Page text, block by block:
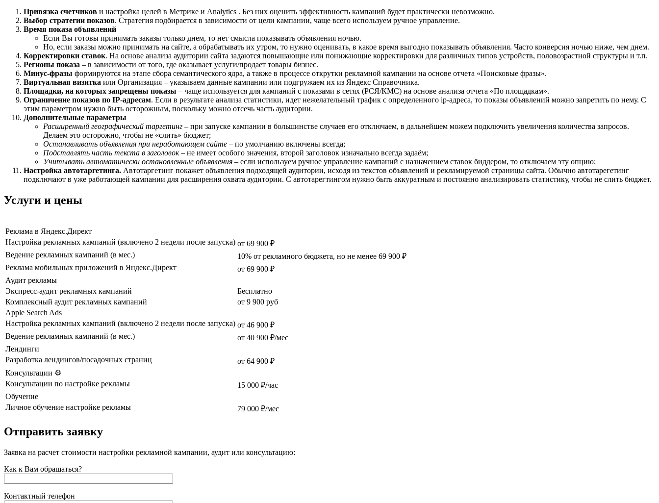
Привязка счетчиков и настройка целей в Метрике и Analytics . Без них оценить эффективность кампаний будет практически невозможно.
Выбор стратегии показов. Стратегия подбирается в зависимости от цели кампании, чаще всего используем ручное управление.
Время показа объявлений
Если Вы готовы принимать заказы только днем, то нет смысла показывать объявления ночью.
Но, если заказы можно принимать на сайте, а обрабатывать их утром, то нужно оценивать, в какое время выгодно показывать объявления. Часто конверсия ночью ниже, чем днем.
Корректировки ставок. На основе анализа аудитории сайта задаются повышающие или понижающие корректировки для различных типов устройств, половозрастной структуры и т.п.
Регионы показа – в зависимости от того, где оказывает услуги/продает товары бизнес.
Минус-фразы формируются на этапе сбора семантического ядра, а также в процессе открутки рекламной кампании на основе отчета «Поисковые фразы».
Виртуальная визитка или Организация – указываем данные кампании или подгружаем их из Яндекс Справочника.
Площадки, на которых запрещены показы – чаще используется для кампаний с показами в сетях (РСЯ/КМС) на основе анализа отчета «По площадкам».
Ограничение показов по IP-адресам. Если в результате анализа статистики, идет нежелательный трафик с определенного ip-адреса, то показы объявлений можно запретить по нему. С
этим параметром нужно быть осторожным, поскольку можно отсечь часть аудитории.
Дополнительные параметры
Расширенный географический таргетинг – при запуске кампании в большинстве случаев его отключаем, в дальнейшем можем подключить увеличения количества запросов.
Делаем это осторожно, чтобы не «слить» бюджет;
Останавливать объявления при неработающем сайте – по умолчанию включены всегда;
Подставлять часть текста в заголовок– не имеет особого значения, второй заголовок изначально всегда задаём;
Учитывать автоматически остановленные объявления – если используем ручное управление кампаний с назначением ставок биддером, то отключаем эту опцию;
Настройка автотаргетинга. Автотаргетинг покажет объявления подходящей аудитории, исходя из текстов объявлений и рекламируемой страницы сайта. Обычно автотарегетинг
подключают в уже работающей кампании для расширения охвата аудитории. С автотарегтингом нужно быть аккуратным и постоянно анализировать статистику, чтобы не слить бюджет.
Услуги и цены
Реклама в Яндекс.Директ
Настройка рекламных кампаний (включено 2 недели после запуска) от 69 900 ₽
Ведение рекламных кампаний (в мес.)
10% от рекламного бюджета, но не менее 69 900 ₽
Реклама мобильных приложений в Яндекс.Директ
от 69 900 ₽
Аудит рекламы
Экспресс-аудит рекламных кампаний
Бесплатно
Комплексный аудит рекламных кампаний
от 9 900 руб
Apple Search Ads
Настройка рекламных кампаний (включено 2 недели после запуска) от 46 900 ₽
Ведение рекламных кампаний (в мес.)
от 40 900 ₽/мес
Лендинги
Разработка лендингов/посадочных страниц
от 64 900 ₽
Консультации ⚙️
Консультации по настройке рекламы
15 000 ₽/час
Обучение
Личное обучение настройке рекламы
79 000 ₽/мес
Отправить заявку
Заявка на расчет стоимости настройки рекламной кампании, аудит или консультацию:
Как к Вам обращаться?
Контактный телефон